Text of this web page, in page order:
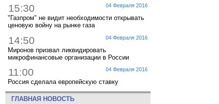
04 Февраля 2016
15:30
"Газпром" не видит необходимости открывать
ценовую войну на рынке газа
04 Февраля 2016
14:50
Миронов призвал ликвидировать
микрофинансовые организации в России
04 Февраля 2016
11:00
Россия сделала европейскую ставку
ГЛАВНАЯ НОВОСТЬ